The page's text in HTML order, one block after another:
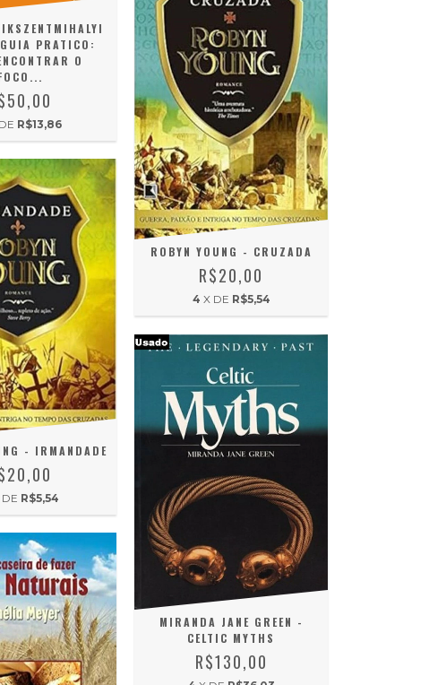
PRATICO:
O
R$13,86
- IRMANDADE
DE R$5,54
ROBYN YOUNG - CRUZADA
R$20,00
4 X DE R$5,54
MIRANDA JANE GREEN -
CELTIC MYTHS
R$130,00